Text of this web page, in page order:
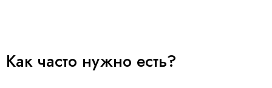
Как часто нужно есть?